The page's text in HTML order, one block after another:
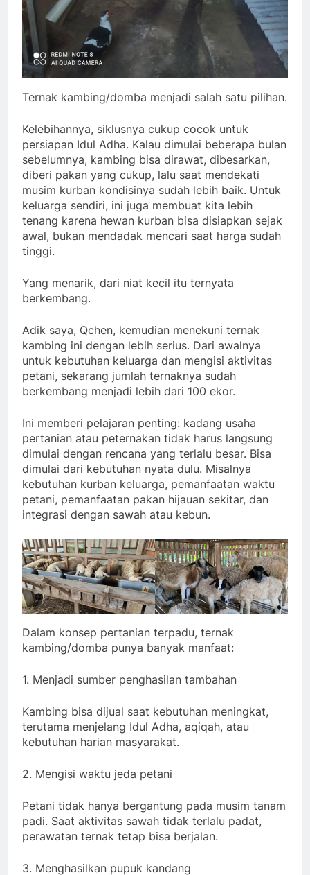
Ternak kambing/domba menjadi salah satu pilihan.
Kelebihannya, siklusnya cukup cocok untuk
persiapan Idul Adha. Kalau dimulai beberapa bulan
sebelumnya, kambing bisa dirawat, dibesarkan,
diberi pakan yang cukup, lalu saat mendekati
musim kurban kondisinya sudah lebih baik. Untuk
keluarga sendiri, ini juga membuat kita lebih
tenang karena hewan kurban bisa disiapkan sejak
awal, bukan mendadak mencari saat harga sudah
tinggi.
Yang menarik, dari niat kecil itu ternyata
berkembang.
Adik saya, Qchen, kemudian menekuni ternak
kambing ini dengan lebih serius. Dari awalnya
untuk kebutuhan keluarga dan mengisi aktivitas
petani, sekarang jumlah ternaknya sudah
berkembang menjadi lebih dari 100 ekor.
Ini memberi pelajaran penting: kadang usaha
pertanian atau peternakan tidak harus langsung
dimulai dengan rencana yang terlalu besar. Bisa
dimulai dari kebutuhan nyata dulu. Misalnya
kebutuhan kurban keluarga, pemanfaatan waktu
petani, pemanfaatan pakan hijauan sekitar, dan
integrasi dengan sawah atau kebun.
Dalam konsep pertanian terpadu, ternak
kambing/domba punya banyak manfaat:
1. Menjadi sumber penghasilan tambahan
Kambing bisa dijual saat kebutuhan meningkat,
terutama menjelang Idul Adha, aqiqah, atau
kebutuhan harian masyarakat.
2. Mengisi waktu jeda petani
Petani tidak hanya bergantung pada musim tanam
padi. Saat aktivitas sawah tidak terlalu padat,
perawatan ternak tetap bisa berjalan.
3. Menghasilkan pupuk kandang